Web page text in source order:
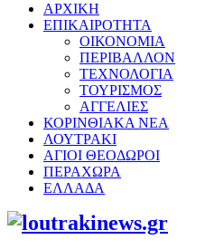
ΑΡΧΙΚΗ
ΕΠΙΚΑΙΡΟΤΗΤΑ
ΟΙΚΟΝΟΜΙΑ
ΠΕΡΙΒΑΛΛΟΝ
ΤΕΧΝΟΛΟΓΙΑ
ΤΟΥΡΙΣΜΟΣ
ΑΓΓΕΛΙΕΣ
ΚΟΡΙΝΘΙΑΚΑ ΝΕΑ
ΛΟΥΤΡΑΚΙ
ΑΓΙΟΙ ΘΕΟΔΩΡΟΙ
ΠΕΡΑΧΩΡΑ
ΕΛΛΑΔΑ
Facebook
Twitter
Instagram
Pinterest
Youtube